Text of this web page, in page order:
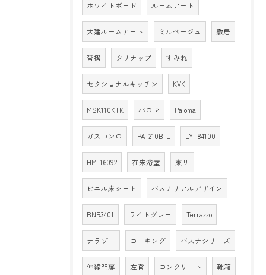
ホワイトボード ルームアート
大建ルームアート ミルベージュ 敷居
沓摺 クリナップ すみれ
セクショナルキッチン KVK
MSK110KTK パロマ Paloma
ガスコンロ PA-210B-L LYT84100
HM-16092 在来浴室 東リ
ビニル床シート バスナリアルデザイン
BNR3401 ライトグレー Terrazzo
テラゾー コーキング バスナシリーズ
伸縮門扉 左官 コンクリート 靴箱